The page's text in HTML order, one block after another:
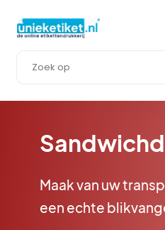
Maak van uw
een echte